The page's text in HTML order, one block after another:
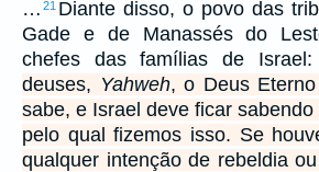
… 21 Diante disso, o povo das
Gade e de Manassés do
chefes das famílias de Israel:
deuses, Yahweh, o Deus
sabe, e Israel deve ficar
pelo qual fizemos isso. Se
qualquer intenção de rebeldia